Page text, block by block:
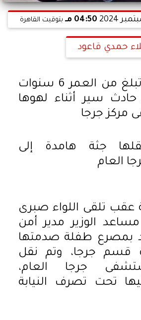
04:50 مـ بتوقيت القاهرة
حمدي قاعود
لقيت طفلة تبلغ من العمر 6 سنوات
سير أثناء لهوها
مركز جرجا
جثة هامدة إلى
العام
عقب تلقى اللواء صبرى
الوزير مدير أمن
بمصرع طفلة صدمتها
قسم جرجا، وتم نقل
جرجا العام،
تحت تصرف النيابة